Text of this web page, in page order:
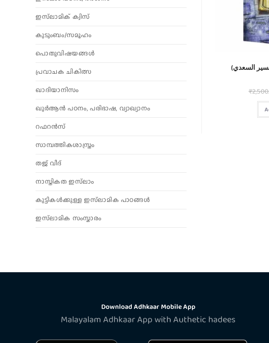
السعدي)
₹
ഇസ്‌ലാമിക് ക്വിസ്
കുടുംബം/സമൂഹം
പൊതുവിഷയങ്ങൾ
പ്രവാചക ചികിത്സ
ഖാദിയാനിസം
ഖുർആൻ പഠനം, പരിഭാഷ, വ്യാഖ്യാനം
റഫറൻസ്
സാമ്പത്തികശാസ്ത്രം
തജ് വീദ്
നാസ്തികത ഇസ്‌ലാം
കുട്ടികൾക്കുള്ള ഇസ്‌ലാമിക പാഠങ്ങൾ
ഇസ്‌ലാമിക സംസ്കാരം
Download Adhkaar Mobile App
Malayalam Adhkaar App with Authetic hadees